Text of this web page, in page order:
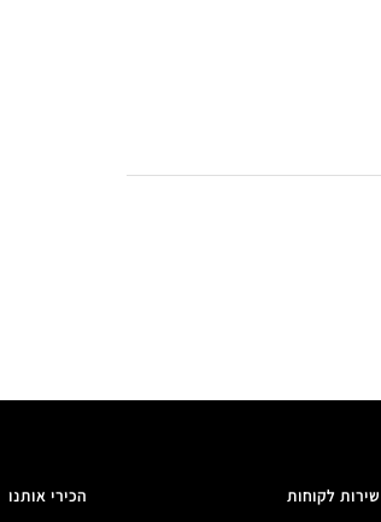
שירות לקוחות הכירי אותנו